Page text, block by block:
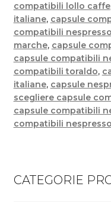
compatibili lollo caffe
italiane, capsule
compatibili nespresso
marche, capsule
capsule compatibili
compatibili toraldo,
italiane, capsule
scegliere capsule
capsule compatibili
compatibili nespresso
CATEGORIE